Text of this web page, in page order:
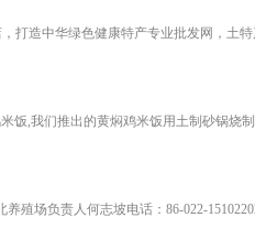
打造中华绿色健康特产专业批发网，土
,我们推出的黄焖鸡米饭用土制砂锅烧
殖场负责人何志坡电话：86-022-